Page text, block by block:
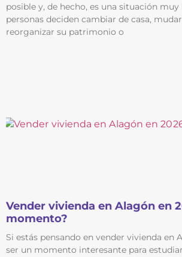
posible y, de hecho, es una situación
personas deciden cambiar de casa,
reorganizar su patrimonio o
Vender vivienda en Alagón en
momento?
Si estás pensando en vender vivienda en
ser un momento interesante para